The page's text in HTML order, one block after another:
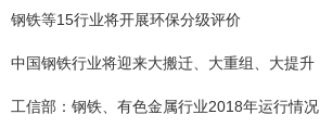
钢铁等15行业将开展环保分级评价
中国钢铁行业将迎来大搬迁、大重组、大提升
工信部：钢铁、有色金属行业2018年运行情况